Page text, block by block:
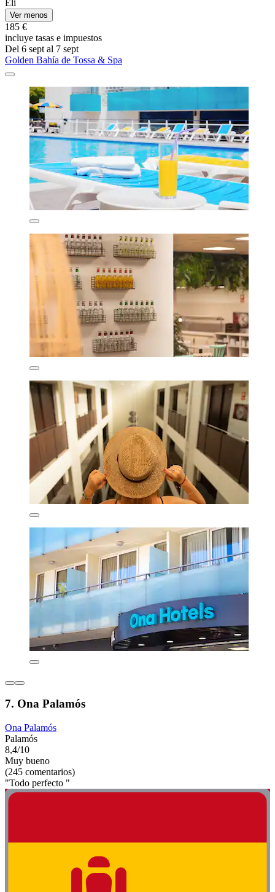
Eli
Ver menos
185 €
incluye tasas e impuestos
Del 6 sept al 7 sept
Golden Bahía de Tossa & Spa
7. Ona Palamós
Ona Palamós
Palamós
8,4/10
Muy bueno
(245 comentarios)
"Todo perfecto "